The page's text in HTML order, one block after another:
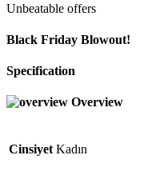
Unbeatable offers
Black Friday Blowout!
Specification
Overview
Cinsiyet Kadın